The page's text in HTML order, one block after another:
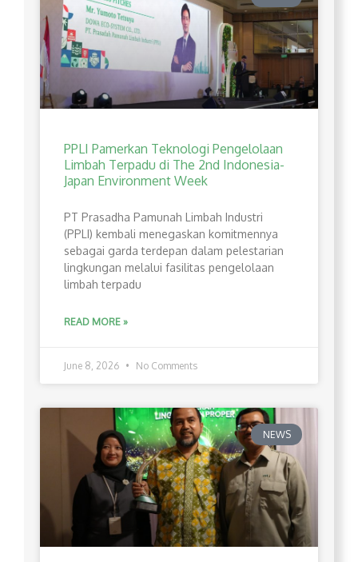
PPLI Pamerkan Teknologi Pengelolaan
Limbah Terpadu di The 2nd Indonesia-
Japan Environment Week
PT Prasadha Pamunah Limbah Industri
(PPLI) kembali menegaskan komitmennya
sebagai garda terdepan dalam pelestarian
lingkungan melalui fasilitas pengelolaan
limbah terpadu
READ MORE »
June 8, 2026 No Comments
NEWS